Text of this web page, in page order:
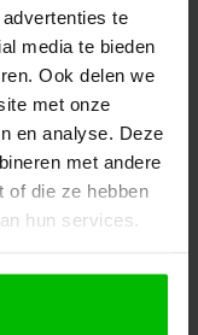
te
media te bieden
Ook delen we
met onze
en analyse. Deze
met andere
of die ze hebben
hun services.